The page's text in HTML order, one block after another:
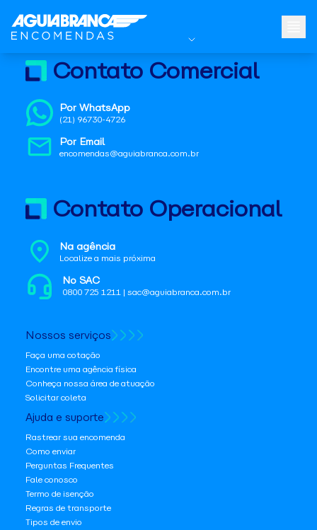
Contato Comercial
Por WhatsApp
(21) 96730-4726
Por Email
encomendas@aguiabranca.com.br
Contato Operacional
Na agência
Localize a mais próxima
No SAC
0800 725 1211 | sac@aguiabranca.com.br
Nossos serviços
Faça uma cotação
Encontre uma agência física
Conheça nossa área de atuação
Solicitar coleta
Ajuda e suporte
Rastrear sua encomenda
Como enviar
Perguntas Frequentes
Fale conosco
Termo de isenção
Regras de transporte
Tipos de envio